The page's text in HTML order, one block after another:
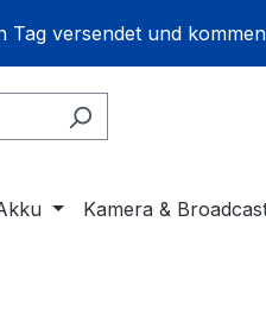
versendet und
Kamera &